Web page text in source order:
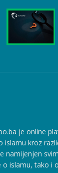
je online
islamu kroz
namijenjen
o islamu, tako i